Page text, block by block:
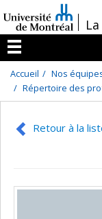
au
contenu
/
Menu
Accueil
Nos
Répertoire des
Retour à la